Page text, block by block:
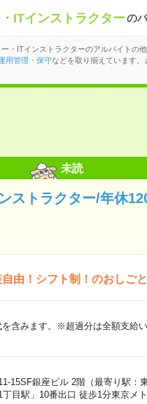
ITインストラクターの
・ITインストラクターのアルバイトの他
用管理・保守などを取り揃えています。
未読
ストラクター/年休
由！シフト制！のおしごと
を含みます。※超過分は全額支給
15SF銀座ビル 2階（最寄り駅
目駅」10番出口 徒歩1分東京メ